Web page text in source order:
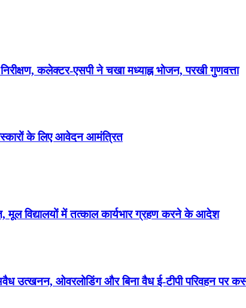
कलेक्टर-एसपी ने चखा मध्याह्न भोजन, परखी गुणवत्ता
के लिए आवेदन आमंत्रित
मूल विद्यालयों में तत्काल कार्यभार ग्रहण करने के आदेश
उत्खनन, ओवरलोडिंग और बिना वैध ई-टीपी परिवहन पर